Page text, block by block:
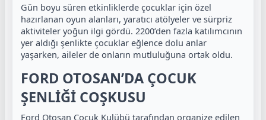
Gün boyu süren etkinliklerde çocuklar için özel
hazırlanan oyun alanları, yaratıcı atölyeler ve sürpriz
aktiviteler yoğun ilgi gördü. 2200’den fazla katılımcının
yer aldığı şenlikte çocuklar eğlence dolu anlar
yaşarken, aileler de onların mutluluğuna ortak oldu.
FORD OTOSAN’DA ÇOCUK
ŞENLİĞİ COŞKUSU
Ford Otosan Çocuk Kulübü tarafından organize edilen